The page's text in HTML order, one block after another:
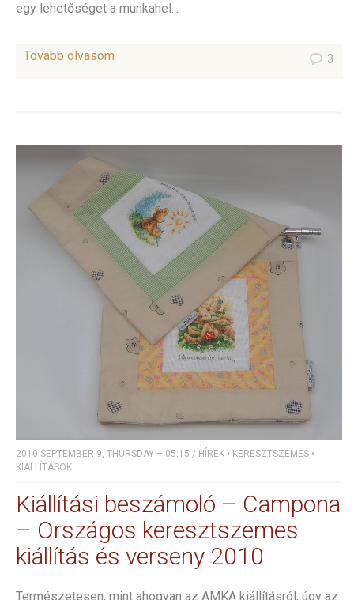
egy lehetőséget a munkahel...
Tovább olvasom 3
2010 SEPTEMBER 9, THURSDAY – 05:15 / HÍREK • KERESZTSZEMES •
KIÁLLÍTÁSOK
Kiállítási beszámoló – Campona
– Országos keresztszemes
kiállítás és verseny 2010
Természetesen, mint ahogyan az AMKA kiállításról, úgy az